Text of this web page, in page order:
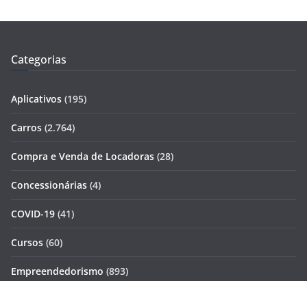
Categorias
Aplicativos (195)
Carros (2.764)
Compra e Venda de Locadoras (28)
Concessionárias (4)
COVID-19 (41)
Cursos (60)
Empreendedorismo (893)